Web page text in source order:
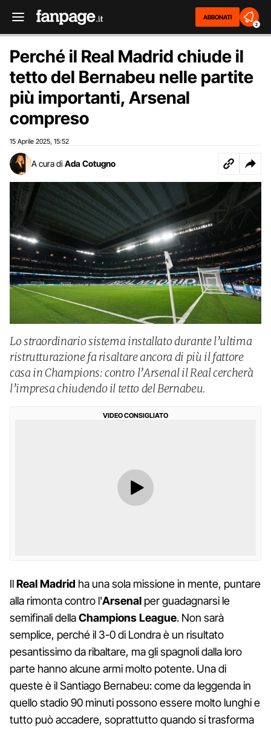
ABBONATI
2
Perché il Real Madrid chiude il
tetto del Bernabeu nelle partite
più importanti, Arsenal
compreso
15 Aprile 2025 15:52
A cura di Ada Cotugno
Lo straordinario sistema installato durante l’ultima
ristrutturazione fa risaltare ancora di più il fattore
casa in Champions: contro l’Arsenal il Real cercherà
l’impresa chiudendo il tetto del Bernabeu.
VIDEO CONSIGLIATO
IlReal Madrid ha una sola missione in mente, puntare
alla rimonta contro l'Arsenal per guadagnarsi le
semifinali dellaChampions League. Non sarà
semplice, perché il 3-0 di Londra è un risultato
pesantissimo da ribaltare, ma gli spagnoli dalla loro
parte hanno alcune armi molto potente. Una di
queste è il Santiago Bernabeu: come da leggenda in
quello stadio 90 minuti possono essere molto lunghi e
tutto può accadere, soprattutto quando si trasforma